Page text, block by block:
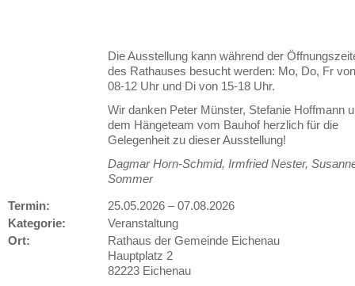
Die Ausstellung kann während der
des Rathauses besucht werden: Mo, Do, Fr von
08-12 Uhr und Di von 15-18 Uhr.
Wir danken Peter Münster, Stefanie Hoffmann
dem Hängeteam vom Bauhof herzlich für die
Gelegenheit zu dieser Ausstellung!
Dagmar Horn-Schmid, Irmfried Nester,
Sommer
Termin:
25.05.2026 –07.08.2026
Kategorie:
Veranstaltung
Ort:
Rathaus der Gemeinde Eichenau
Hauptplatz 2
82223 Eichenau